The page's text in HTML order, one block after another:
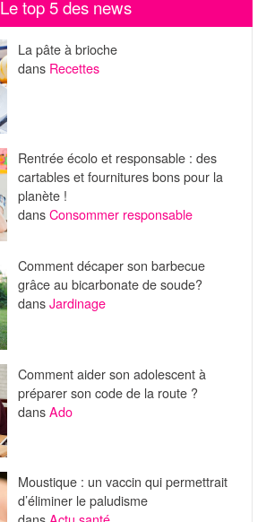
Le top 5 des news
La pâte à brioche
dans Recettes
Rentrée écolo et responsable : des
cartables et fournitures bons pour la
planète !
dansConsommer responsable
Comment décaper son barbecue
grâce au bicarbonate de soude?
dansJardinage
Comment aider son adolescent à
préparer son code de la route ?
dansAdo
Moustique : un vaccin qui permettrait
d’éliminer le paludisme